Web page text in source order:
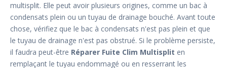
multisplit. Elle peut avoir plusieurs origines, comme un bac à
condensats plein ou un tuyau de drainage bouché. Avant toute
chose, vérifiez que le bac à condensats n'est pas plein et que
le tuyau de drainage n'est pas obstrué. Si le problème persiste,
il faudra peut-être Réparer Fuite Clim Multisplit en
remplaçant le tuyau endommagé ou en resserrant les